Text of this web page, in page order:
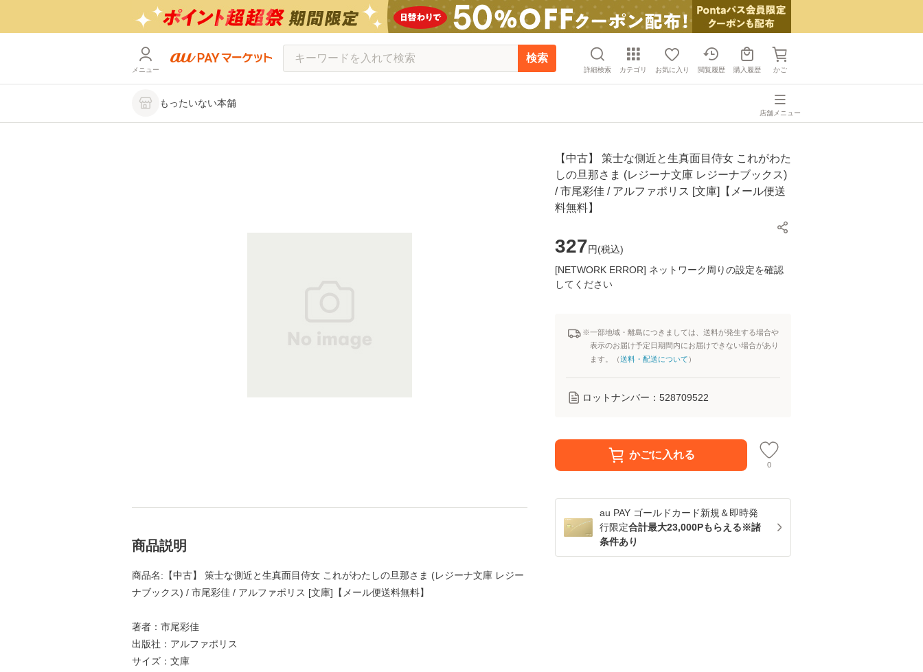
メニュー
検索
詳細検索 カテゴリ お気に入り 閲覧履歴 購入履歴 かご
もったいない本舗
店舗メニュー
【中古】 策士な側近と生真面目侍女 これがわた
しの旦那さま (レジーナ文庫 レジーナブックス)
/ 市尾彩佳 / アルファポリス [文庫]【メール便送
料無料】
327円(税込)
[NETWORK ERROR] ネットワーク周りの設定を確認
してください
※一部地域・離島につきましては、送料が発生する場合や
表示のお届け予定日期間内にお届けできない場合があり
ます。（送料・配送について ）
ロットナンバー： 528709522
かごに入れる
0
au PAY ゴールドカード新規＆即時発
行限定合計最大23,000Pもらえる※諸
条件あり
商品説明
商品名:【中古】 策士な側近と生真面目侍女 これがわたしの旦那さま (レジーナ文庫 レジー
ナブックス) / 市尾彩佳 / アルファポリス [文庫]【メール便送料無料】
著者：市尾彩佳
出版社：アルファポリス
サイズ：文庫